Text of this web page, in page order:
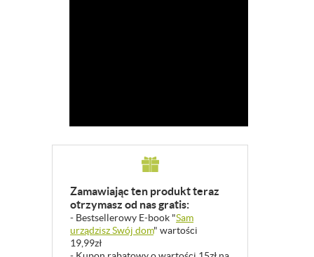
Zamawiając ten produkt teraz
otrzymasz od nas gratis:
- Bestsellerowy E-book "Sam
urządzisz Swój dom" wartości
19,99zł